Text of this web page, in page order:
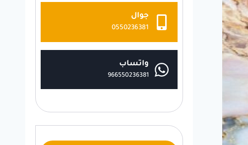
جوال
0550236381
واتساب
966550236381